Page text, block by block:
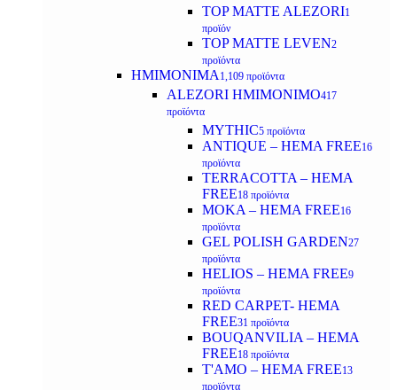
TOP MATTE ALEZORI1
προϊόν
TOP MATTE LEVEN2
προϊόντα
ΗΜΙΜΟΝΙΜΑ 1,109 προϊόντα
ALEZORI ΗΜΙΜΟΝΙΜΟ417
προϊόντα
MYTHIC5 προϊόντα
ANTIQUE – HEMA FREE16
προϊόντα
TERRACOTTA – HEMA
FREE18 προϊόντα
MOKA – HEMA FREE16
προϊόντα
GEL POLISH GARDEN27
προϊόντα
HELIOS – HEMA FREE9
προϊόντα
RED CARPET- HEMA
FREE31 προϊόντα
BOUQANVILIA – HEMA
FREE18 προϊόντα
T'AMO – HEMA FREE13
προϊόντα